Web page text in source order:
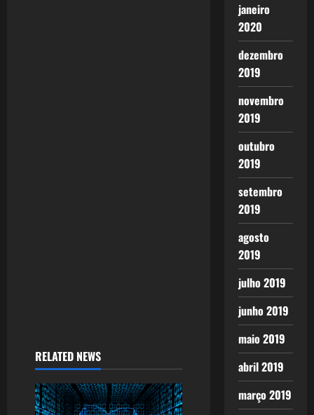
RELATED NEWS
janeiro
2020
dezembro
2019
novembro
2019
outubro
2019
setembro
2019
agosto
2019
julho 2019
junho 2019
maio 2019
abril 2019
março 2019